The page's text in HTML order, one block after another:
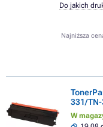
Najniższa
Do jakich
331/
W